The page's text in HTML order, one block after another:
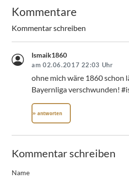
Kommentare
Kommentar schreiben
Ismaik1860
am 02.06.2017 22:03 Uhr
ohne mich wäre 1860 schon
Bayernliga verschwunden!
» antworten
Kommentar schreiben
Name